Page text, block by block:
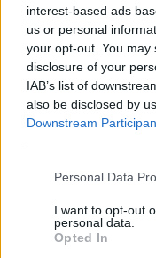
interest-based ads
us or personal
your opt-out. You
disclosure of your
IAB’s list of
also be disclosed by
Downstream
Please note that this
not limited to your
grant or deny
use your data for
Personal Data
I want to opt-out
personal data.
Opted In
Vízművek sorra
háztartásokkal, ahova
van jelentve. Ezeknek
szerződést kell
Átvenné az állam
víziközmű cégeket